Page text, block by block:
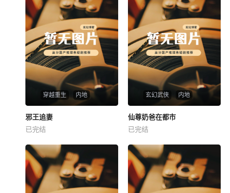
穿越重生 内地
邪王追妻
未知
邪王追妻
已完结
玄幻武侠 内地
仙尊奶爸在都市
未知
仙尊奶爸在都市
已完结